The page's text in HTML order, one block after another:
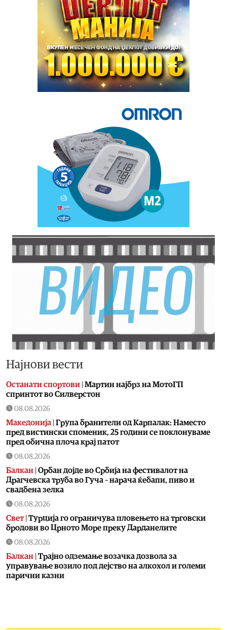
Најнови вести
Останати спортови Мартин најбрз на МотоГП
спринтот во Силверстон
08.08.2026
Македонија Група бранители од Карпалак: Наместо
пред вистински споменик, 25 години се поклонуваме
пред обична плоча крај патот
08.08.2026
Балкан Орбан дојде во Србија на фестивалот на
Драгчевска труба во Гуча – нарача ќебапи, пиво и
свадбена зелка
08.08.2026
Свет| Турција го ограничува пловењето на трговски
бродови во Црното Море преку Дарданелите
08.08.2026
Балкан Трајно одземање возачка дозвола за
управување возило под дејство на алкохол и големи
парични казни
08.08.2026